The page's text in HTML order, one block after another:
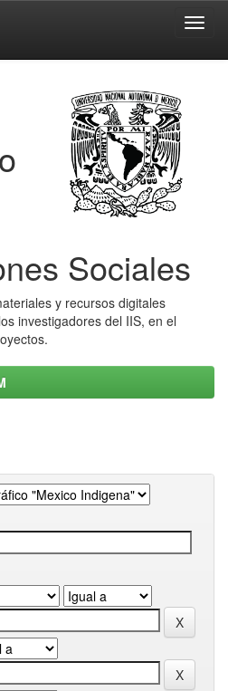
Sociales
y recursos digitales
investigadores del IIS, en el